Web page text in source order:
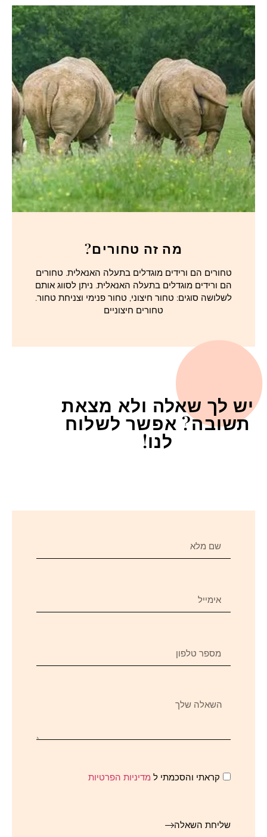
מה זה טחורים?
טחורים הם ורידים מוגדלים בתעלה האנאלית. טחורים
הם ורידים מוגדלים בתעלה האנאלית. ניתן לסווג אותם
לשלושה סוגים: טחור חיצוני, טחור פנימי וצניחת טחור.
טחורים חיצוניים
יש לך שאלה ולא מצאת
תשובה? אפשר לשלוח
לנו!
קראתי והסכמתי ל מדיניות הפרטיות
שליחת השאלה